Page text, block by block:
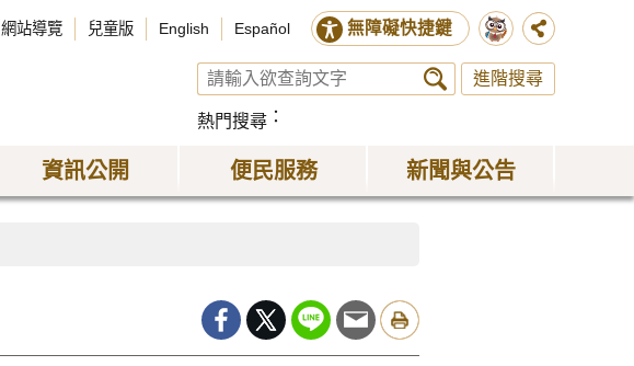
網站導覽 兒童版 English Español 無障礙快捷鍵
進階搜尋
熱門搜尋
資訊公開 便民服務 新聞與公告